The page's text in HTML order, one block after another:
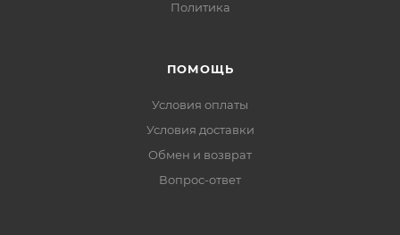
Политика
ПОМОЩЬ
Условия оплаты
Условия доставки
Обмен и возврат
Вопрос-ответ